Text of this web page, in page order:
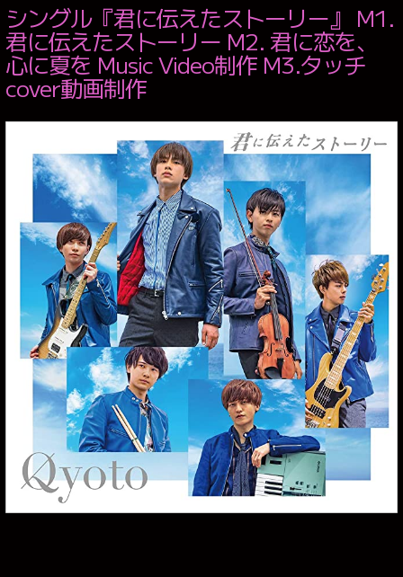
CASTING
BRANDING
WEBSITEPRODUCE
SERVICE
WORKS
NEWS
COMPANY
RECRUIT
MESSAGE
ONEDAY
GUIDELINE
ENTRY FORM
OFFSTAGE
シングル『君に伝えたストーリー』 M1.
君に伝えたストーリー M2. 君に恋を、
心に夏を Music Video制作 M3.タッチ
cover動画制作